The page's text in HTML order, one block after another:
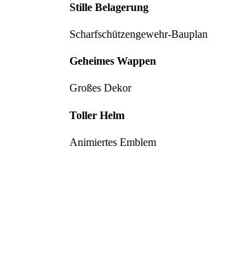
Stille Belagerung
Scharfschützengewehr-Bauplan
Geheimes Wappen
Großes Dekor
Toller Helm
Animiertes Emblem